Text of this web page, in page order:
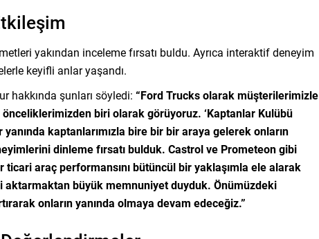
yakından inceleme fırsatı buldu. Ayrıca interaktif deneyim
keyifli anlar yaşandı.
hakkında şunları söyledi: “Ford Trucks olarak müşterilerimizle
biri olarak görüyoruz. ‘Kaptanlar Kulübü
kaptanlarımızla bire bir bir araya gelerek onların
dinleme fırsatı bulduk. Castrol ve Prometeon gibi
ticari araç performansını bütüncül bir yaklaşımla ele alarak
büyük memnuniyet duyduk. Önümüzdeki
onların yanında olmaya devam edeceğiz.”